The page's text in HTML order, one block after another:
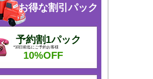
お得な割引パック
予約割1パック
*10日前迄にご予約お客様
10%OFF